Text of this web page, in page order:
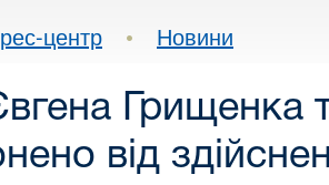
центр • Новини
Грищенка
від